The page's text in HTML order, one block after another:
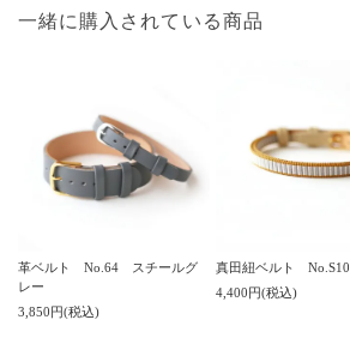
一緒に購入されている商品
革ベルト No.64 スチールグ
レー
3,850円(税込)
真田紐ベルト No.S10
4,400円(税込)